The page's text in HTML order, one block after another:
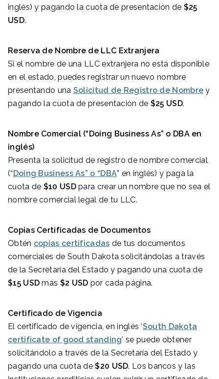
inglés) y pagando la cuota de presentación de $25
USD.
Reserva de Nombre de LLC Extranjera
Si el nombre de una LLC extranjera no está disponible
en el estado, puedes registrar un nuevo nombre
presentando una Solicitud de Registro de Nombre y
pagando la cuota de presentación de $25 USD.
Nombre Comercial (“Doing Business As” o DBA en
inglés)
Presenta la solicitud de registro de nombre comercial
(“Doing Business As” o “DBA” en inglés) y paga la
cuota de $10 USDpara crear un nombre que no sea el
nombre comercial legal de tu LLC.
Copias Certificadas de Documentos
Obtén copias certificadas de tus documentos
comerciales de South Dakota solicitándolas a través
de la Secretaría del Estado y pagando una cuota de
$15 USD más $2 USD por cada página.
Certificado de Vigencia
El certificado de vigencia, en inglés ‘South Dakota
certificate of good standing’ se puede obtener
solicitándolo a través de la Secretaría del Estado y
pagando una cuota de$20 USD. Los bancos y las